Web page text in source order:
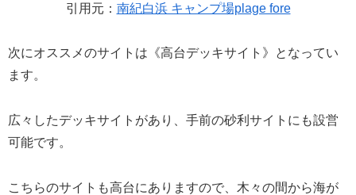
引用元： 南紀白浜 キャンプ場plage fore
次にオススメのサイトは《高台デッキサイト》となってい
ます。
広々したデッキサイトがあり、手前の砂利サイトにも設営
可能です。
こちらのサイトも高台にありますので、木々の間から海が